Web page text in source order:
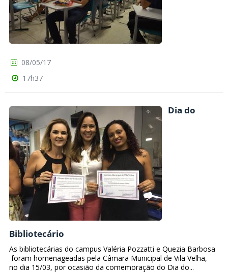
08/05/17
17h37
Dia do
Bibliotecário
As bibliotecárias do campus Valéria Pozzatti e Quezia Barbosa
foram homenageadas pela Câmara Municipal de Vila Velha,
no dia 15/03, por ocasião da comemoração do Dia do...